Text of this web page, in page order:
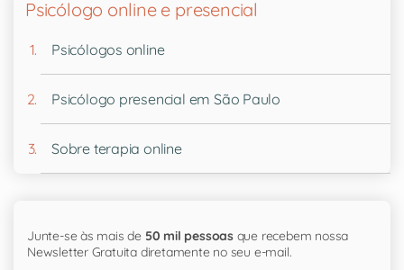
Psicólogo online e presencial
Psicólogos online
Psicólogo presencial em São Paulo
Sobre terapia online
Junte-se às mais de 50 mil pessoasque recebem nossa
Newsletter Gratuita diretamente no seu e-mail.